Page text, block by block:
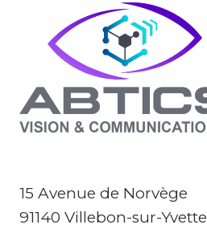
15 Avenue de Norvège
91140 Villebon-sur-Yvette